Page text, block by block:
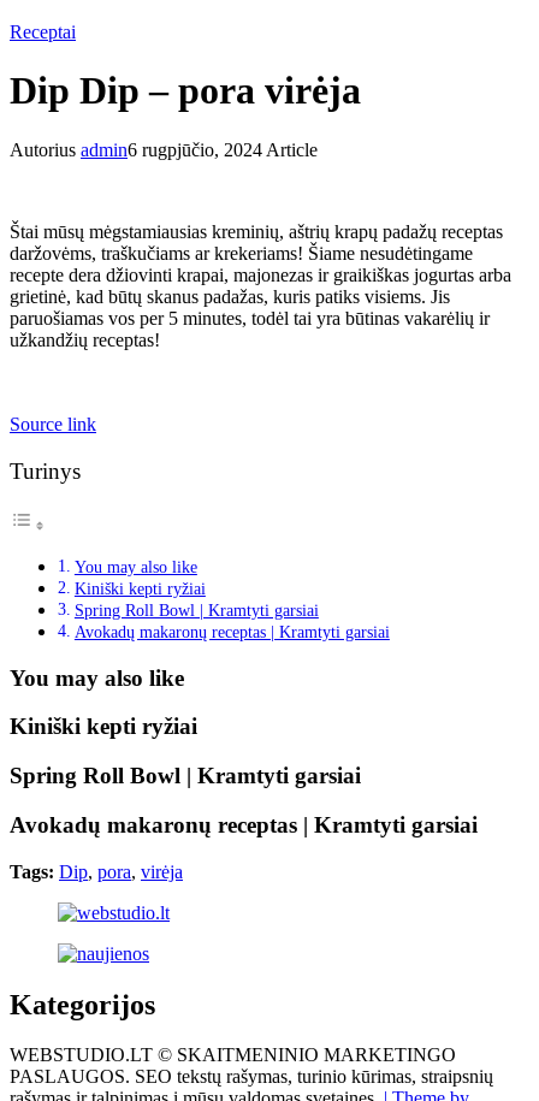
Receptai
Dip Dip – pora virėja
Autorius admin6 rugpjūčio, 2024 Article
Štai mūsų mėgstamiausias kreminių, aštrių krapų padažų receptas
daržovėms, traškučiams ar krekeriams! Šiame nesudėtingame
recepte dera džiovinti krapai, majonezas ir graikiškas jogurtas arba
grietinė, kad būtų skanus padažas, kuris patiks visiems. Jis
paruošiamas vos per 5 minutes, todėl tai yra būtinas vakarėlių ir
užkandžių receptas!
Source link
Turinys
You may also like
Kiniški kepti ryžiai
Spring Roll Bowl | Kramtyti garsiai
Avokadų makaronų receptas | Kramtyti garsiai
You may also like
Kiniški kepti ryžiai
Spring Roll Bowl | Kramtyti garsiai
Avokadų makaronų receptas | Kramtyti garsiai
Tags: Dip, pora, virėja
Kategorijos
WEBSTUDIO.LT © SKAITMENINIO MARKETINGO
PASLAUGOS. SEO tekstų rašymas, turinio kūrimas, straipsnių